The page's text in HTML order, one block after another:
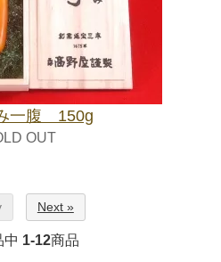
一腹 150g
OUT
Next »
中 1-12商品